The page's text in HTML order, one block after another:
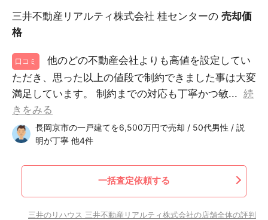
三井不動産リアルティ株式会社 桂センターの 売却価
格
口コミ
他のどの不動産会社よりも高値を設定してい
ただき、思った以上の値段で制約できました事は大変
満足しています。 制約までの対応も丁寧かつ敏... 続
きをみる
長岡京市の一戸建てを6,500万円で売却 / 50代男性 / 説
明が丁寧 他4件
一括査定依頼する
三井のリハウス 三井不動産リアルティ株式会社の店舗全体の評判